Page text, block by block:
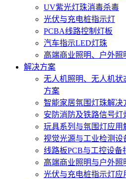
UV紫光灯珠消毒杀毒
光伏与充电桩指示灯
PCBA线路控制灯板
汽车指示LED灯珠
高端商业照明、户外照
解决方案
无人机照明、无人机
方案
智能家居氛围灯珠解决
安防消防及铁路信号灯
玩具系列与氛围灯应用
视觉光源与工业检测设
线路板PCB与工控设备
高端商业照明与户外照
光伏与充电桩指示灯应